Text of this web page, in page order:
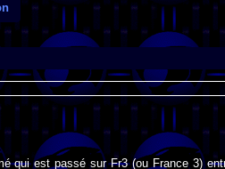
qui est passé sur Fr3 (ou France 3)